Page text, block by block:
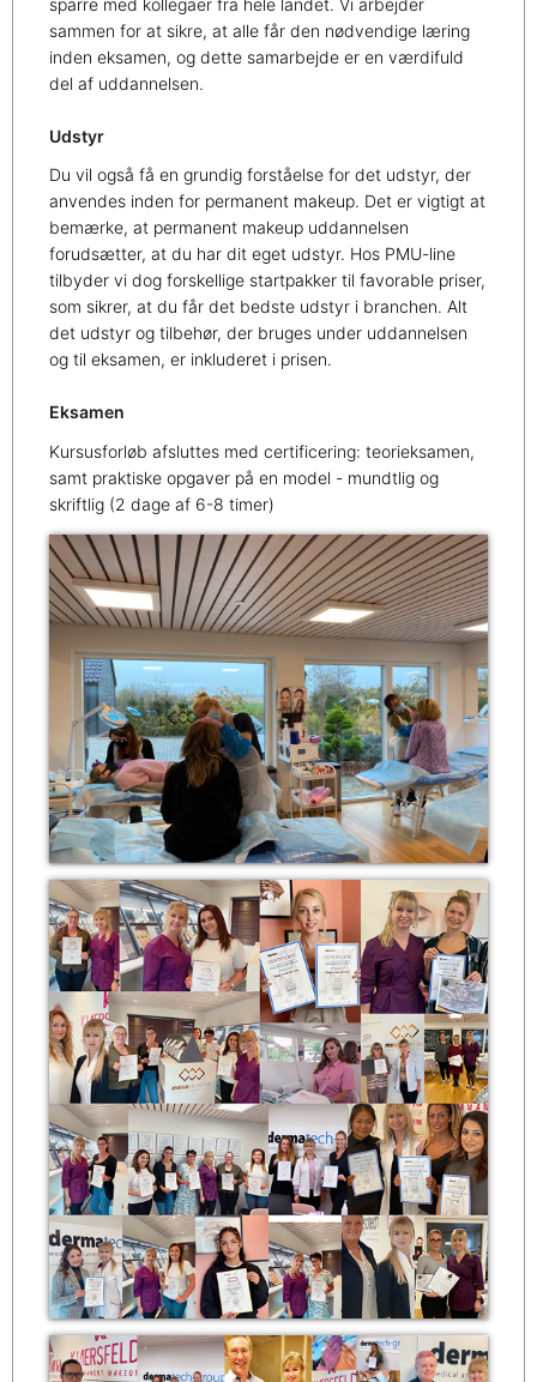
sammen for at sikre, at alle får den nødvendige læring
inden eksamen, og dette samarbejde er en værdifuld
del af uddannelsen.
Udstyr
Du vil også få en grundig forståelse for det udstyr, der
anvendes inden for permanent makeup. Det er vigtigt at
bemærke, at permanent makeup uddannelsen
forudsætter, at du har dit eget udstyr. Hos PMU-line
tilbyder vi dog forskellige startpakker til favorable priser,
som sikrer, at du får det bedste udstyr i branchen. Alt
det udstyr og tilbehør, der bruges under uddannelsen
og til eksamen, er inkluderet i prisen.
Eksamen
Kursusforløb afsluttes med certificering: teorieksamen,
samt praktiske opgaver på en model - mundtlig og
skriftlig (2 dage af 6-8 timer)